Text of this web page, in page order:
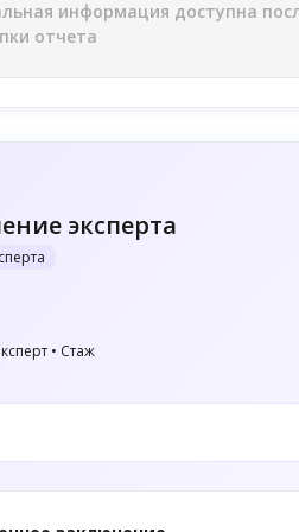
информация доступна
отчета
эксперта
• Стаж